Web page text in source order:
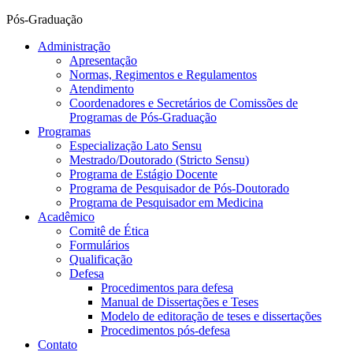
Pós-Graduação
Administração
Apresentação
Normas, Regimentos e Regulamentos
Atendimento
Coordenadores e Secretários de Comissões de
Programas de Pós-Graduação
Programas
Especialização Lato Sensu
Mestrado/Doutorado (Stricto Sensu)
Programa de Estágio Docente
Programa de Pesquisador de Pós-Doutorado
Programa de Pesquisador em Medicina
Acadêmico
Comitê de Ética
Formulários
Qualificação
Defesa
Procedimentos para defesa
Manual de Dissertações e Teses
Modelo de editoração de teses e dissertações
Procedimentos pós-defesa
Contato